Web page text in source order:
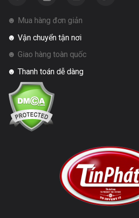
☻ Mua hàng đơn giản
☻ Vận chuyển tận nơi
☻ Giao hàng toàn quốc
☻ Thanh toán dễ dàng